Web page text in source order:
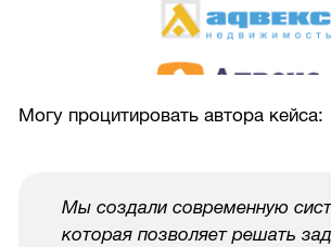
Могу процитировать автора кейса:
Мы создали современную
которая позволяет решать